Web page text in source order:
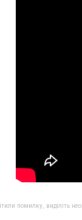
помилку, виділіть